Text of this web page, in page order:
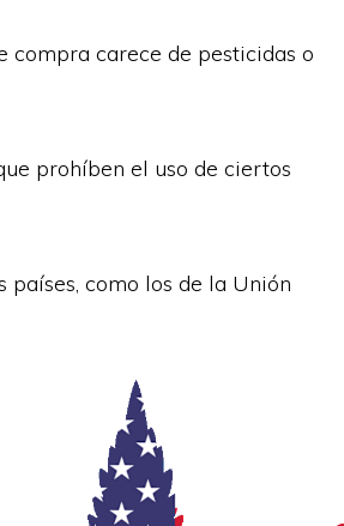
compra carece de pesticidas o
prohíben el uso de ciertos
como los de la Unión